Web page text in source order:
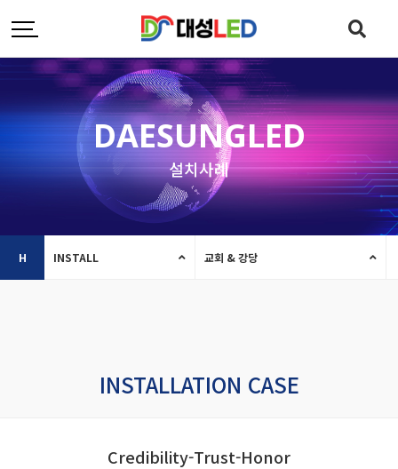
DAESUNGLED
설치사례
H INSTALL 교회 & 강당
INSTALLATION CASE
Credibility-Trust-Honor